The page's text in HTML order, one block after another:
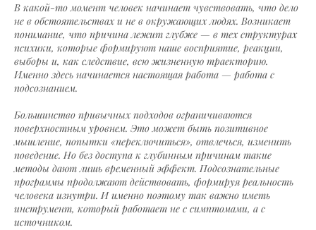
В какой-то момент человек начинает чувствовать, что дело
не в обстоятельствах и не в окружающих людях. Возникает
понимание, что причина лежит глубже — в тех структурах
психики, которые формируют наше восприятие, реакции,
выборы и, как следствие, всю жизненную траекторию.
Именно здесь начинается настоящая работа — работа с
подсознанием.
Большинство привычных подходов ограничиваются
поверхностным уровнем. Это может быть позитивное
мышление, попытки «переключиться», отвлечься, изменить
поведение. Но без доступа к глубинным причинам такие
методы дают лишь временный эффект. Подсознательные
программы продолжают действовать, формируя реальность
человека изнутри. И именно поэтому так важно иметь
инструмент, который работает не с симптомами, а с
источником.